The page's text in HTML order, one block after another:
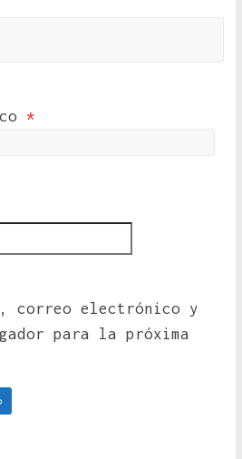
*
correo electrónico y
para la próxima